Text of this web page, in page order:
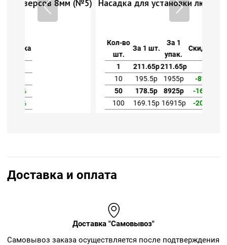
(№5) Насадка для установки люверсов 8мм (№5)
За 1
упак.
Скидка
211.65р
1955р
-8%
8925р
-16%
16915р -20%
Доставка и оплата
Доставка "Самовывоз"
Cамовывоз заказа осуществляется после подтверждения